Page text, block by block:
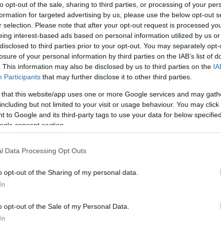
opt-out of the sale, sharing to third parties, or processing of your
for targeted advertising by us, please use the below opt-out
selection. Please note that after your opt-out request is processed
interest-based ads based on personal information utilized by us
to third parties prior to your opt-out. You may separately
of your personal information by third parties on the IAB’s list of
This information may also be disclosed by us to third parties on the
Participants that may further disclose it to other third parties.
that this website/app uses one or more Google services and may
but not limited to your visit or usage behaviour. You may
to Google and its third-party tags to use your data for below
consent section.
Data Processing Opt Outs
opt-out of the Sharing of my personal data.
opt-out of the Sale of my Personal Data.
2015 12:51
Αγωνία για Ντιέγκο Κόστα
να μην έφτανε για την Τσέλσι που έχασε τον πρώτο στόχο
χρονιάς με τον αποκλεισμό της από το Λιγκ Καπ Αγγλίας…
και τον Ντιέγκο Κόστα. Άσχημα τα νέα για την ομάδα του
έπειτα την ήττα – αποκλεισμό από την Στόουκ Σίτι
Καπ Αγγλίας. Ο κεντρικός επιθετικός της Τσέλσι […]
στον Ντιέγκο Κόστα